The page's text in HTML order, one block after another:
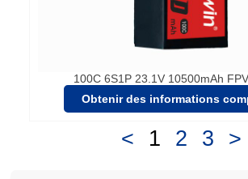
100C 6S1P 23.1V 10500mAh
Obtenir des informations
< 1 2 3 >